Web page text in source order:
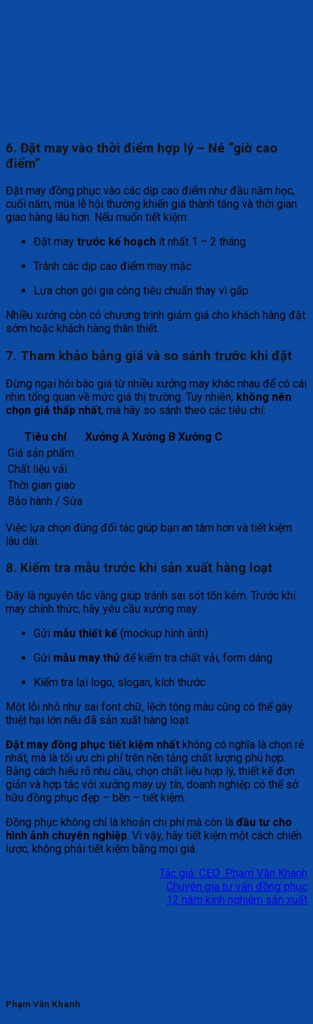
6. Đặt may vào thời điểm hợp lý – Né “giờ cao
điểm”
Đặt may đồng phục vào các dịp cao điểm như đầu năm học,
cuối năm, mùa lễ hội thường khiến giá thành tăng và thời gian
giao hàng lâu hơn. Nếu muốn tiết kiệm:
Đặt may trước kế hoạch ít nhất 1 – 2 tháng
Tránh các dịp cao điểm may mặc
Lựa chọn gói gia công tiêu chuẩn thay vì gấp
Nhiều xưởng còn có chương trình giảm giá cho khách hàng đặt
sớm hoặc khách hàng thân thiết.
7. Tham khảo bảng giá và so sánh trước khi đặt
Đừng ngại hỏi báo giá từ nhiều xưởng may khác nhau để có cái
nhìn tổng quan về mức giá thị trường. Tuy nhiên, không nên
chọn giá thấp nhất, mà hãy so sánh theo các tiêu chí:
Tiêu chí
Xưởng A Xưởng B Xưởng C
Giá sản phẩm
Chất liệu vải
Thời gian giao
Bảo hành / Sửa
Việc lựa chọn đúng đối tác giúp bạn an tâm hơn và tiết kiệm
lâu dài.
8. Kiểm tra mẫu trước khi sản xuất hàng loạt
Đây là nguyên tắc vàng giúp tránh sai sót tốn kém. Trước khi
may chính thức, hãy yêu cầu xưởng may:
Gửi mẫu thiết kế(mockup hình ảnh)
Gửi mẫu may thửđể kiểm tra chất vải, form dáng
Kiểm tra lại logo, slogan, kích thước
Một lỗi nhỏ như sai font chữ, lệch tông màu cũng có thể gây
thiệt hại lớn nếu đã sản xuất hàng loạt.
Đặt may đồng phục tiết kiệm nhất không có nghĩa là chọn rẻ
nhất, mà là tối ưu chi phí trên nền tảng chất lượng phù hợp.
Bằng cách hiểu rõ nhu cầu, chọn chất liệu hợp lý, thiết kế đơn
giản và hợp tác với xưởng may uy tín, doanh nghiệp có thể sở
hữu đồng phục đẹp – bền – tiết kiệm.
Đồng phục không chỉ là khoản chi phí mà còn là đầu tư cho
hình ảnh chuyên nghiệp. Vì vậy, hãy tiết kiệm một cách chiến
lược, không phải tiết kiệm bằng mọi giá.
Tác giả: CEO .Phạm Văn Khanh
Chuyên gia tư vấn đồng phục
12 năm kinh nghiệm sản xuất
Phạm Văn Khanh